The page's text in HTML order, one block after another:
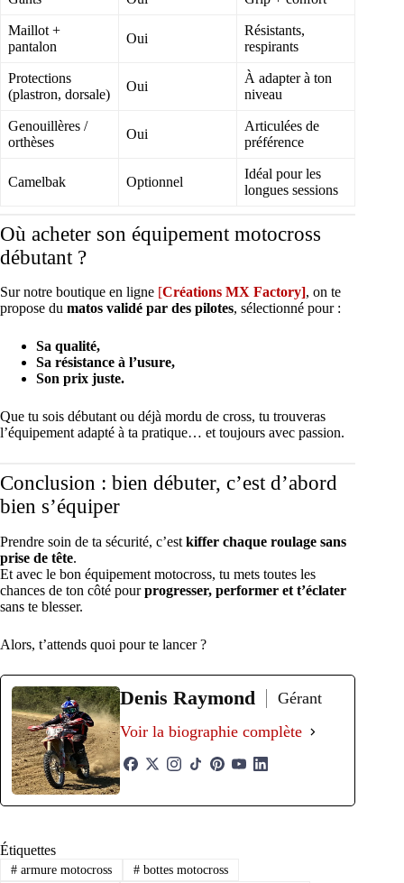
Maillot +
pantalon
Oui
Résistants,
respirants
Protections
(plastron, dorsale)
Oui
À adapter à ton
niveau
Genouillères /
orthèses
Oui
Articulées de
préférence
Camelbak Optionnel
Idéal pour les
longues sessions
Où acheter son équipement motocross
débutant ?
Sur notre boutique en ligne [Créations MX Factory], on te
propose du matos validé par des pilotes, sélectionné pour :
Sa qualité,
Sa résistance à l’usure,
Son prix juste.
Que tu sois débutant ou déjà mordu de cross, tu trouveras
l’équipement adapté à ta pratique… et toujours avec passion.
Conclusion : bien débuter, c’est d’abord
bien s’équiper
Prendre soin de ta sécurité, c’est kiffer chaque roulage sans
prise de tête.
Et avec le bon équipement motocross, tu mets toutes les
chances de ton côté pourprogresser, performer et t’éclater
sans te blesser.
Alors, t’attends quoi pour te lancer ?
Denis Raymond
Gérant
Voir la biographie complète
Étiquettes
#armure motocross #bottes motocross